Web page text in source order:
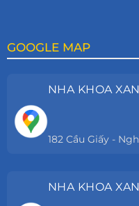
GOOGLE MAP
NHA KHOA
182 Cầu Giấy -
NHA KHOA